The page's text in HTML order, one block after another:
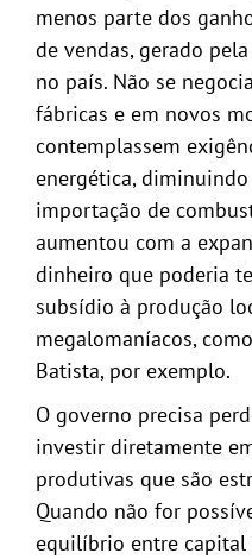
menos parte dos
de vendas, gerado
no país. Não se
fábricas e em novos
contemplassem
energética,
importação de
aumentou com a
dinheiro que poderia
subsídio à produção
megalomaníacos,
Batista, por exemplo.
O governo precisa
investir diretamente
produtivas que são
Quando não for
equilíbrio entre